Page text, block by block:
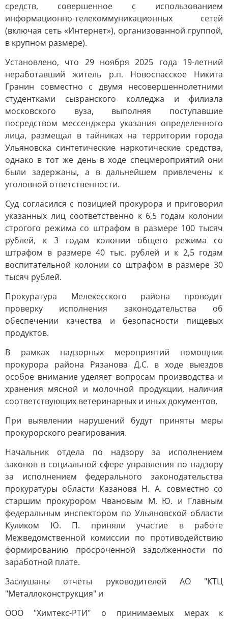
средств, совершенное с использованием
информационно-телекоммуникационных сетей
(включая сеть «Интернет»), организованной группой,
в крупном размере).
Установлено, что 29 ноября 2025 года 19-летний
неработавший житель р.п. Новоспасское Никита
Гранин совместно с двумя несовершеннолетними
студентками сызранского колледжа и филиала
московского вуза, выполняя поступавшие
посредством мессенджера указания определенного
лица, размещал в тайниках на территории города
Ульяновска синтетические наркотические средства,
однако в тот же день в ходе спецмероприятий они
были задержаны, а в дальнейшем привлечены к
уголовной ответственности.
Суд согласился с позицией прокурора и приговорил
указанных лиц соответственно к 6,5 годам колонии
строгого режима со штрафом в размере 100 тысяч
рублей, к 3 годам колонии общего режима со
штрафом в размере 40 тыс. рублей и к 2,5 годам
воспитательной колонии со штрафом в размере 30
тысяч рублей.
Прокуратура Мелекесского района проводит
проверку исполнения законодательства об
обеспечении качества и безопасности пищевых
продуктов.
В рамках надзорных мероприятий помощник
прокурора района Рязанова Д.С. в ходе выездов
особое внимание уделяет вопросам производства и
хранения мясной и молочной продукции, наличия
соответствующих ветеринарных и иных документов.
При выявлении нарушений будут приняты меры
прокурорского реагирования.
Начальник отдела по надзору за исполнением
законов в социальной сфере управления по надзору
за исполнением федерального законодательства
прокуратуры области Казанова Н. А. совместно со
старшим прокурором Чвановым М. Ю. и Главным
федеральным инспектором по Ульяновской области
Куликом Ю. П. приняли участие в работе
Межведомственной комиссии по противодействию
формированию просроченной задолженности по
заработной плате.
Заслушаны отчёты руководителей АО "КТЦ
"Металлоконструкция" и
ООО "Химтекс-РТИ" о принимаемых мерах к